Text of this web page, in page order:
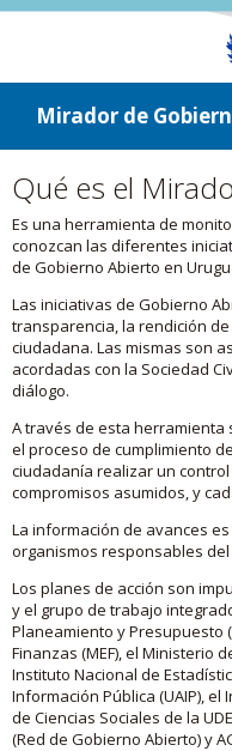
ir a contenido
ir al menú
Mirador de
Qué es el
Es una herramienta de
conozcan las diferentes
de Gobierno Abierto en
Las iniciativas de Gobierno
transparencia, la rendición
ciudadana. Las mismas son
acordadas con la Sociedad
diálogo.
A través de esta
el proceso de cumplimiento
ciudadanía realizar un
compromisos asumidos, y
La información de avances
organismos responsables del
Los planes de acción son
y el grupo de trabajo
Planeamiento y Presupuesto
Finanzas (MEF), el Ministerio
Instituto Nacional de
Información Pública (UAIP), el
de Ciencias Sociales de la
(Red de Gobierno Abierto) y